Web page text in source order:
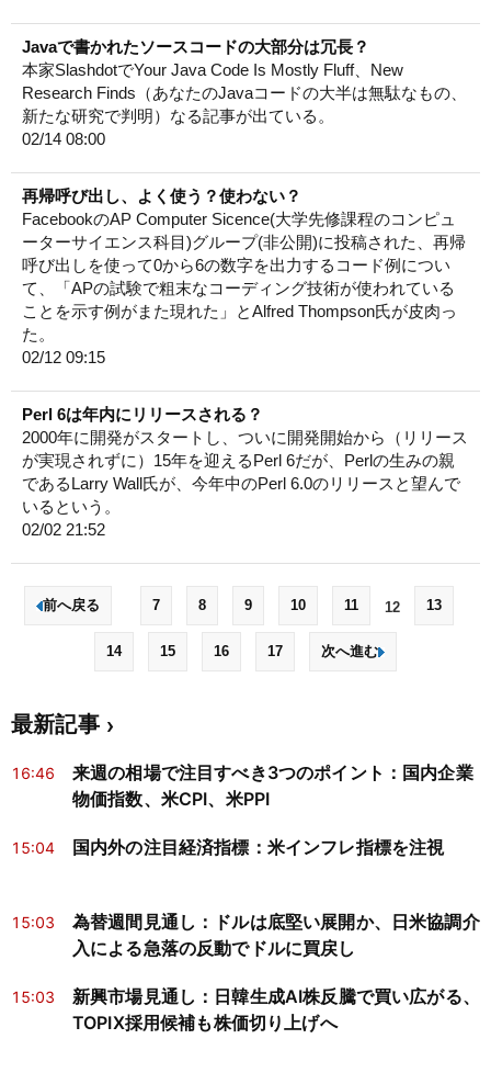
Javaで書かれたソースコードの大部分は冗長？
本家SlashdotでYour Java Code Is Mostly Fluff、New
Research Finds（あなたのJavaコードの大半は無駄なもの、
新たな研究で判明）なる記事が出ている。
02/14 08:00
再帰呼び出し、よく使う？使わない？
FacebookのAP Computer Sicence(大学先修課程のコンピュ
ーターサイエンス科目)グループ(非公開)に投稿された、再帰
呼び出しを使って0から6の数字を出力するコード例につい
て、「APの試験で粗末なコーディング技術が使われている
ことを示す例がまた現れた」とAlfred Thompson氏が皮肉っ
た。
02/12 09:15
Perl 6は年内にリリースされる？
2000年に開発がスタートし、ついに開発開始から（リリース
が実現されずに）15年を迎えるPerl 6だが、Perlの生みの親
であるLarry Wall氏が、今年中のPerl 6.0のリリースと望んで
いるという。
02/02 21:52
前へ戻る 7 8 9 10 11 12 13
14 15 16 17 次へ進む
最新記事
16:46
来週の相場で注目すべき3つのポイント：国内企業
物価指数、米CPI、米PPI
15:04 国内外の注目経済指標：米インフレ指標を注視
15:03
為替週間見通し：ドルは底堅い展開か、日米協調介
入による急落の反動でドルに買戻し
15:03
新興市場見通し：日韓生成AI株反騰で買い広がる、
TOPIX採用候補も株価切り上げへ